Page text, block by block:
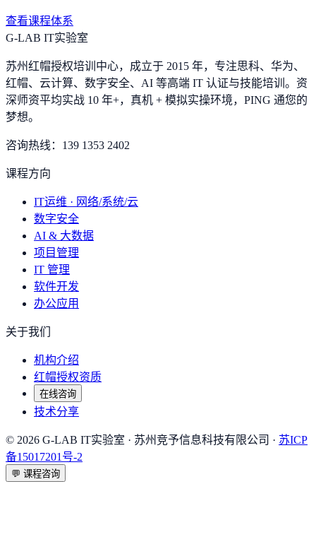
查看课程体系
G-LAB IT实验室
苏州红帽授权培训中心，成立于 2015 年，专注思科、华为、
红帽、云计算、数字安全、AI 等高端 IT 认证与技能培训。资
深师资平均实战 10 年+，真机 + 模拟实操环境， PING 通您的
梦想。
咨询热线： 139 1353 2402
课程方向
IT运维 · 网络/系统/云
数字安全
AI & 大数据
项目管理
IT 管理
软件开发
办公应用
关于我们
机构介绍
红帽授权资质
在线咨询
技术分享
© 2026 G-LAB IT实验室 · 苏州竞予信息科技有限公司 · 苏ICP
备15017201号-2
💬 课程咨询